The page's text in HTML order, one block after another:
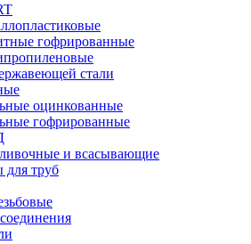
гофрированные
стали
оцинкованные
гофрированные
и всасывающие
для труб